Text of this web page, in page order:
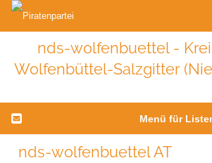
nds-wolfenbuettel -
Wolfenbüttel-Salzgitter
Menü für
nds-wolfenbuettel AT